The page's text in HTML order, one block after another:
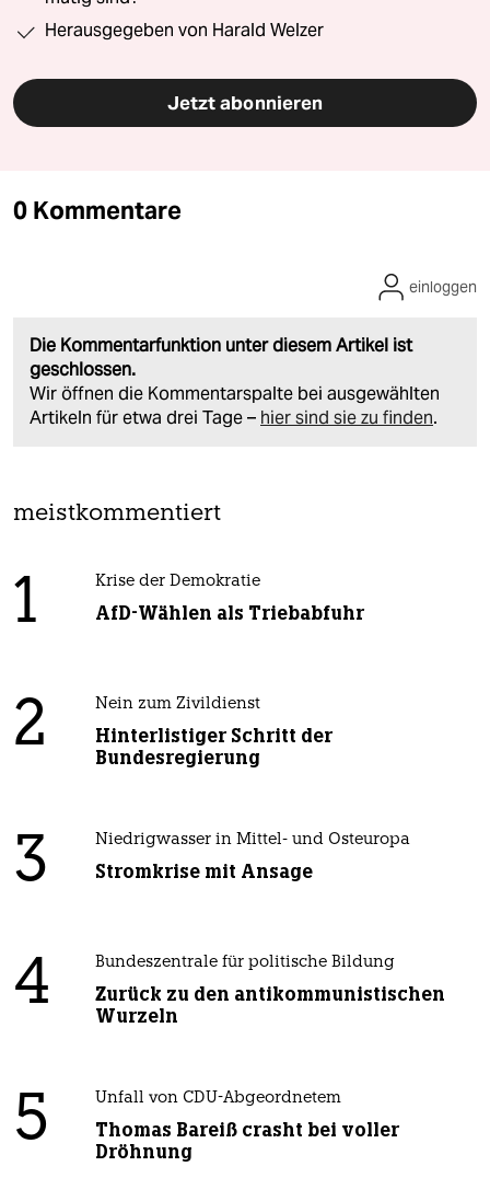
Herausgegeben von Harald Welzer
Jetzt abonnieren
0 Kommentare
Die Kommentarfunktion unter diesem Artikel ist
geschlossen.
Wir öffnen die Kommentarspalte bei ausgewählten
Artikeln für etwa drei Tage – hier sind sie zu finden.
einloggen
meistkommentiert
1 Krise der Demokratie
AfD-Wählen als Triebabfuhr
2 Nein zum Zivildienst
Hinterlistiger Schritt der
Bundesregierung
3 Niedrigwasser in Mittel- und Osteuropa
Stromkrise mit Ansage
4 Bundeszentrale für politische Bildung
Zurück zu den antikommunistischen
Wurzeln
5 Unfall von CDU-Abgeordnetem
Thomas Bareiß crasht bei voller
Dröhnung